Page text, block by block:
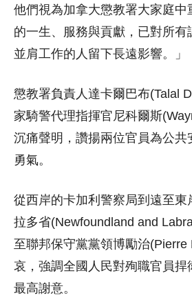
他們視為加拿大懲教署大家庭中
的一生、服務與貢獻，已對所有
並肩工作的人留下長遠影響。」
懲教署負責人達卡爾巴布(Talal
家騎警代理指揮官尼科爾斯
沉痛聲明，讚揚兩位官員為公共
勇氣。
從西岸的卡加利警察局到遠至東
拉多省(Newfoundland and
至聯邦保守黨黨領博勵治(Pierre
哀，強調全國人民對殉職官員捍
最高謝意。